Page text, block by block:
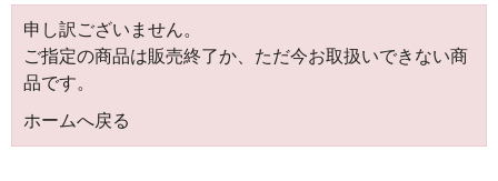
申し訳ございません。
ご指定の商品は販売終了か、ただ今お取扱いできない商
品です。
ホームへ戻る